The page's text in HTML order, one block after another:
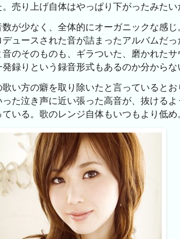
売り上げ自体はやっぱり下がったみた
が少なく、全体的にオーガニックな感
ュースされた音が詰まったアルバムだ
のそのものも、ギラついた、磨かれた
録りという録音形式もあるのか分から
い方の癖を取り除いたと言っていると
た泣き声に近い張った高音が、抜ける
いる。歌のレンジ自体もいつもより低め